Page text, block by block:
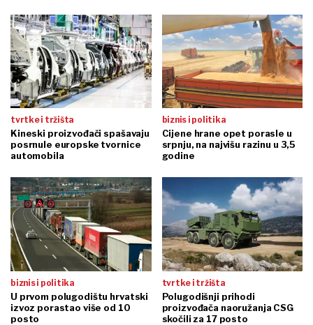
tvrtke i tržišta
Kineski proizvođači spašavaju
posrnule europske tvornice
automobila
biznis i politika
Cijene hrane opet porasle u
srpnju, na najvišu razinu u 3,5
godine
biznis i politika
U prvom polugodištu hrvatski
izvoz porastao više od 10
posto
tvrtke i tržišta
Polugodišnji prihodi
proizvođača naoružanja CSG
skočili za 17 posto